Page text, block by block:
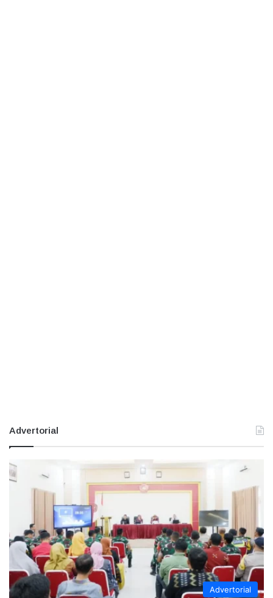
Advertorial
Advertorial